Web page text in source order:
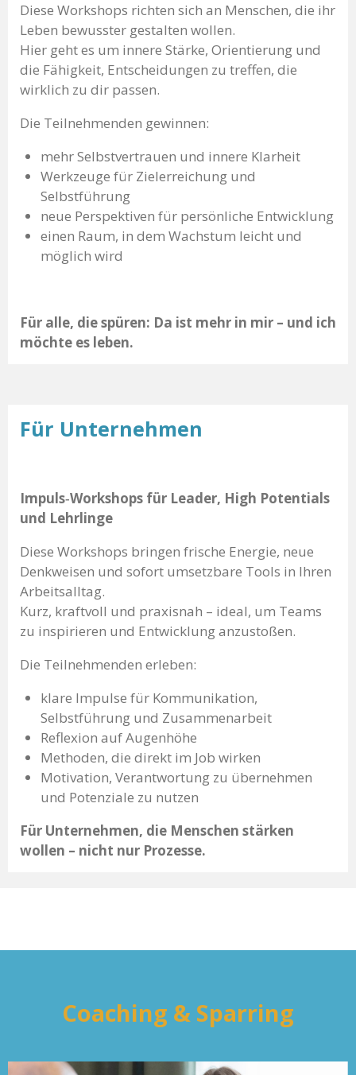
Diese Workshops richten sich an Menschen, die ihr
Leben bewusster gestalten wollen.
Hier geht es um innere Stärke, Orientierung und
die Fähigkeit, Entscheidungen zu treffen, die
wirklich zu dir passen.
Die Teilnehmenden gewinnen:
mehr Selbstvertrauen und innere Klarheit
Werkzeuge für Zielerreichung und
Selbstführung
neue Perspektiven für persönliche Entwicklung
einen Raum, in dem Wachstum leicht und
möglich wird
Für alle, die spüren: Da ist mehr in mir – und ich
möchte es leben.
Für Unternehmen
Impuls‑Workshops für Leader, High Potentials
und Lehrlinge
Diese Workshops bringen frische Energie, neue
Denkweisen und sofort umsetzbare Tools in Ihren
Arbeitsalltag.
Kurz, kraftvoll und praxisnah – ideal, um Teams
zu inspirieren und Entwicklung anzustoßen.
Die Teilnehmenden erleben:
klare Impulse für Kommunikation,
Selbstführung und Zusammenarbeit
Reflexion auf Augenhöhe
Methoden, die direkt im Job wirken
Motivation, Verantwortung zu übernehmen
und Potenziale zu nutzen
Für Unternehmen, die Menschen stärken
wollen – nicht nur Prozesse.
Coaching & Sparring